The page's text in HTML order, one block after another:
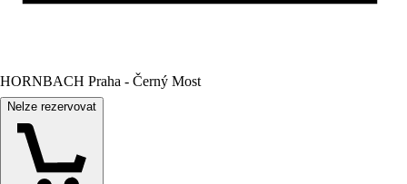
HORNBACH Praha - Černý Most
Nelze rezervovat